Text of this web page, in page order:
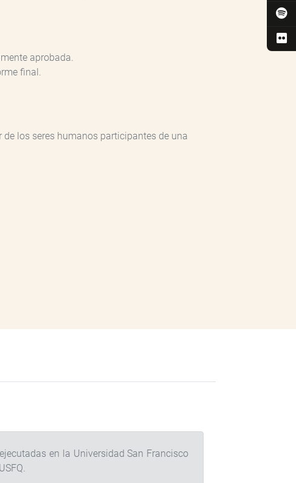
aprobada.
final.
los seres humanos participantes de una
en la Universidad San Francisco